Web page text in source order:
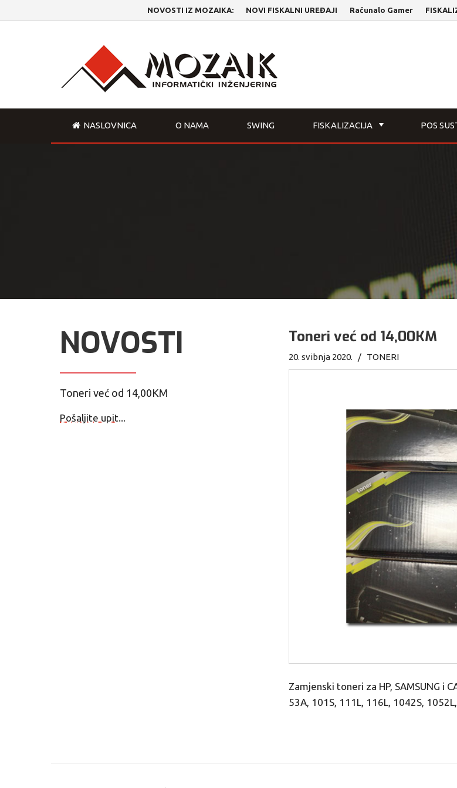
NOVOSTI IZ MOZAIKA:NOVI FISKALNI UREĐAJI Računalo Gamer
NASLOVNICA O NAMA SWING FISKALIZACIJA POS
NOVOSTI
Toneri već od 14,00KM
Pošaljite upit...
Toneri već od 14,00KM
20. svibnja 2020. / TONERI
Zamjenski toneri za HP, SAMSUNG i
53A, 101S, 111L, 116L, 1042S,